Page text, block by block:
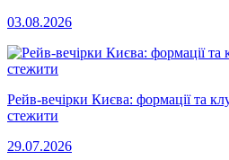
03.08.2026
Рейв-вечірки Києва: формації та
стежити
29.07.2026